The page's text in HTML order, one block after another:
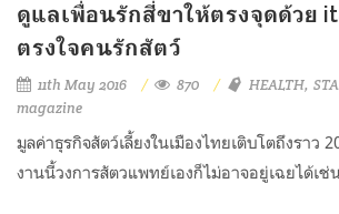
ดูแลเพื่อนรักสี่ขาให้ตรงจุดด้วย
ตรงใจคนรักสัตว์
11th May 2016 870 HEALTH
magazine
มูลค่าธุรกิจสัตว์เลี้ยงในเมืองไทยเติบโตถึงราว
งานนี้วงการสัตวแพทย์เองก็ไม่อาจอยู่เฉยได้เช่